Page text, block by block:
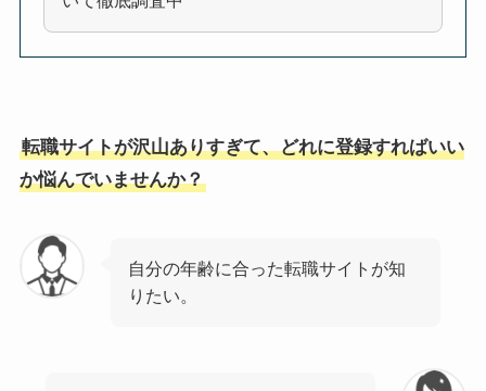
転職サイトが沢山ありすぎて、どれに登録すればいい
か悩んでいませんか？
自分の年齢に合った転職サイトが知
りたい。